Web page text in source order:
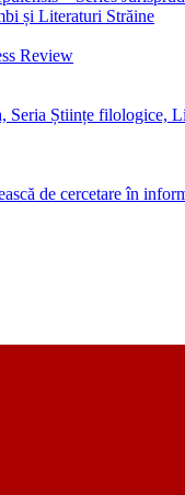
și Literaturi Străine
Review
Seria Științe filologice,
de cercetare în